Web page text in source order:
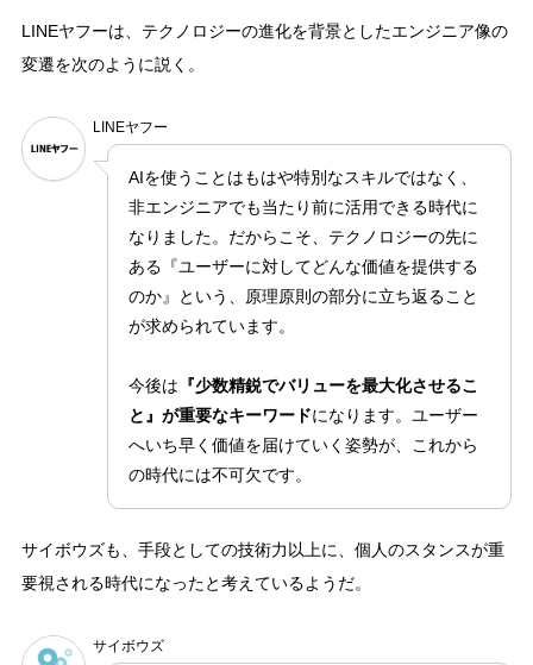
LINEヤフーは、テクノロジーの進化を背景としたエンジニア像の
変遷を次のように説く。
LINEヤフー
AIを使うことはもはや特別なスキルではなく、
非エンジニアでも当たり前に活用できる時代に
なりました。だからこそ、テクノロジーの先に
ある『ユーザーに対してどんな価値を提供する
のか』という、原理原則の部分に立ち返ること
が求められています。
今後は 『少数精鋭でバリューを最大化させるこ
と』が重要なキーワードになります。ユーザー
へいち早く価値を届けていく姿勢が、これから
の時代には不可欠です。
サイボウズも、手段としての技術力以上に、個人のスタンスが重
要視される時代になったと考えているようだ。
サイボウズ